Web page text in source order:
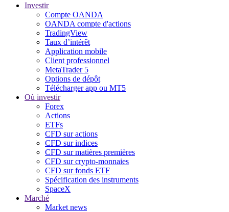
Investir
Compte OANDA
OANDA compte d'actions
TradingView
Taux d’intérêt
Application mobile
Client professionnel
MetaTrader 5
Options de dépôt
Télécharger app ou MT5
Où investir
Forex
Actions
ETFs
CFD sur actions
CFD sur indices
CFD sur matières premières
CFD sur crypto-monnaies
CFD sur fonds ETF
Spécification des instruments
SpaceX
Marché
Market news